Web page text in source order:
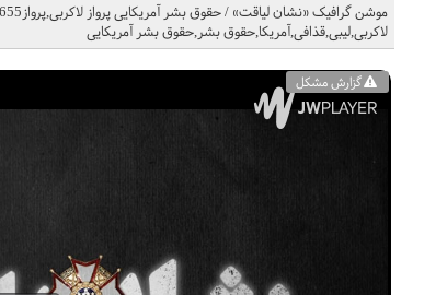
گزارش مشکل
لاکربی,لیبی,قذافی,آمریکا,حقوق بشر,حقوق بشر آمریکایی